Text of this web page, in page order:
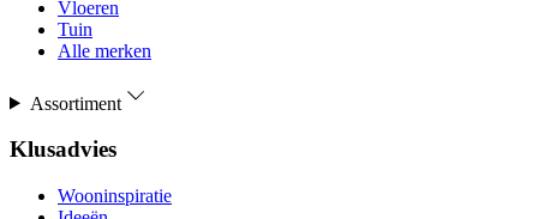
Vloeren
Tuin
Alle merken
Assortiment
Klusadvies
Wooninspiratie